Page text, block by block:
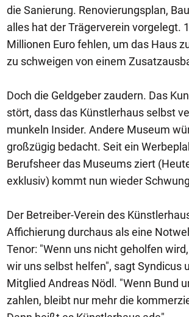
die Sanierung. Renovierungsplan,
alles hat der Trägerverein vorgelegt.
Millionen Euro fehlen, um das Haus
zu schweigen von einem
Doch die Geldgeber zaudern. Das
stört, dass das Künstlerhaus selbst
munkeln Insider. Andere Museum
großzügig bedacht. Seit ein
Berufsheer das Museums ziert
exklusiv) kommt nun wieder
Der Betreiber-Verein des
Affichierung durchaus als eine
Tenor: "Wenn uns nicht geholfen
wir uns selbst helfen", sagt Syndicus
Mitglied Andreas Nödl. "Wenn Bund
zahlen, bleibt nur mehr die